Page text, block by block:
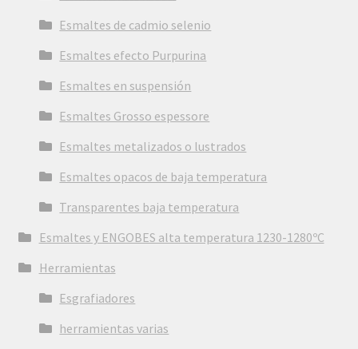
Esmaltes de cadmio selenio
Esmaltes efecto Purpurina
Esmaltes en suspensión
Esmaltes Grosso espessore
Esmaltes metalizados o lustrados
Esmaltes opacos de baja temperatura
Transparentes baja temperatura
Esmaltes y ENGOBES alta temperatura 1230-1280ºC
Herramientas
Esgrafiadores
herramientas varias